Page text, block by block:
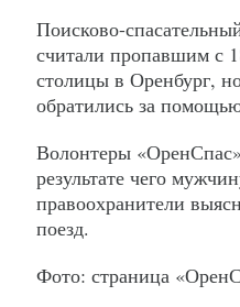
Поисково-
считали пропавшим с
столицы в Оренбург,
обратились за
Волонтеры
результате чего
правоохранители
поезд.
Фото: страница